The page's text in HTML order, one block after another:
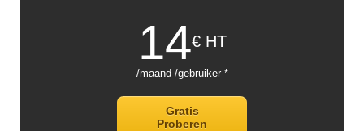
14€ HT
/maand /gebruiker *
Gratis
Proberen